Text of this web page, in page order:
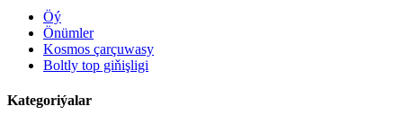
Öý
Önümler
Kosmos çarçuwasy
Boltly top giňişligi
Kategoriýalar